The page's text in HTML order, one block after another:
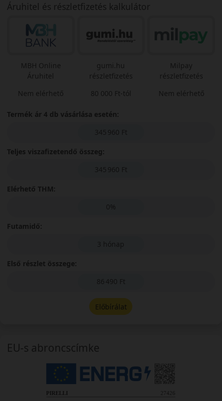
Áruhitel és részletfizetés kalkulátor
MBH Online
Áruhitel
Nem elérhető
gumi.hu
részletfizetés
80 000 Ft-tól
Milpay
részletfizetés
Nem elérhető
Termék ár 4 db vásárlása esetén:
345 960 Ft
Teljes viszafizetendő összeg:
345 960 Ft
Elérhető THM:
0%
Futamidő:
3 hónap
Első részlet összege:
86 490 Ft
Előbírálat
EU-s abroncscímke